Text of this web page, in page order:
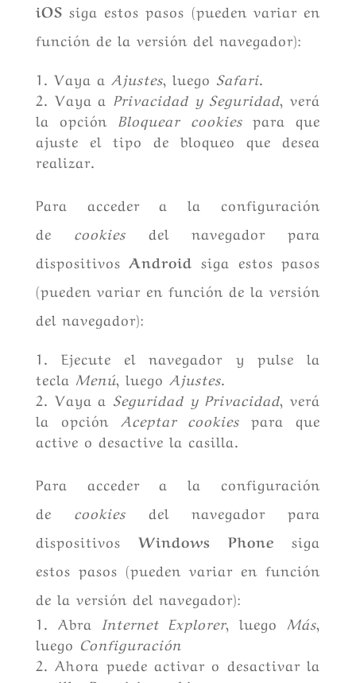
iOS siga estos pasos (pueden variar en
función de la versión del navegador):
Vaya a Ajustes, luego Safari.
Vaya a Privacidad y Seguridad, verá
la opción
Bloquear cookies para que
ajuste el tipo de bloqueo que desea
realizar.
Para acceder a la configuración
de
cookies
del navegador para
dispositivos Android siga estos pasos
(pueden variar en función de la versión
del navegador):
Ejecute el navegador y pulse la
tecla Menú, luego Ajustes.
Vaya a Seguridad y Privacidad, verá
la opción
Aceptar cookies para que
active o desactive la casilla.
Para acceder a la configuración
de
cookies
del navegador para
dispositivos
Windows Phone
siga
estos pasos (pueden variar en función
de la versión del navegador):
Abra
Internet Explorer, luego Más,
luego Configuración
Ahora puede activar o desactivar la